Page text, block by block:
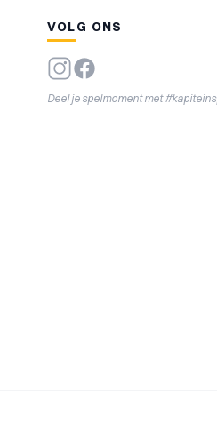
VOLG ONS
Deel je spelmoment met